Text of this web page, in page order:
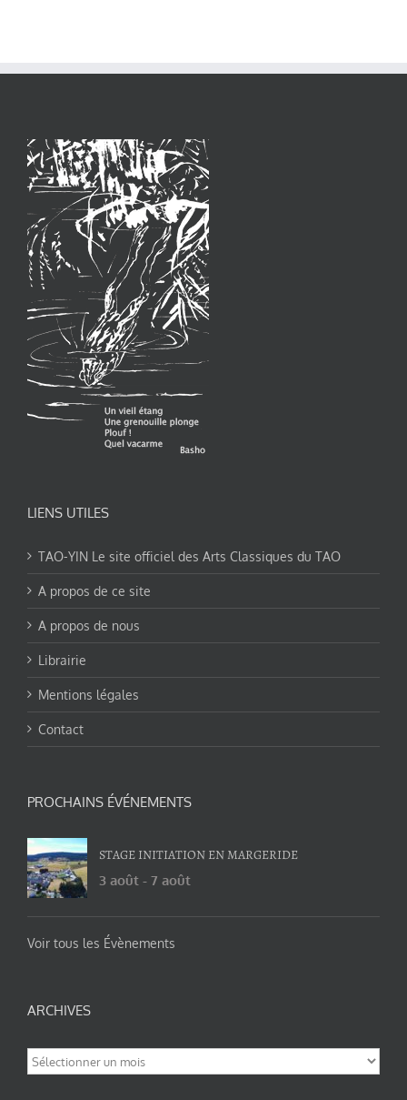
LIENS UTILES
TAO-YIN Le site officiel des Arts Classiques du TAO
A propos de ce site
A propos de nous
Librairie
Mentions légales
Contact
PROCHAINS ÉVÉNEMENTS
STAGE INITIATION EN MARGERIDE
3 août - 7 août
Voir tous les Évènements
ARCHIVES
Archives